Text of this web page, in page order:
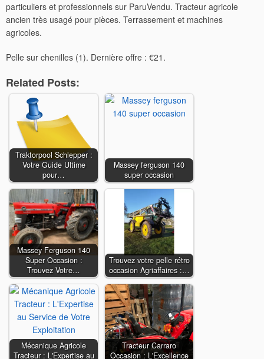
particuliers et professionnels sur ParuVendu. Tracteur agricole
ancien très usagé pour pièces. Terrassement et machines
agricoles.
Pelle sur chenilles (1). Dernière offre : €21.
Related Posts:
Traktorpool Schlepper :
Votre Guide Ultime
pour…
Massey ferguson 140
super occasion
Massey Ferguson 140
Super Occasion :
Trouvez Votre…
Trouvez votre pelle rétro
occasion Agriaffaires :…
Mécanique Agricole
Tracteur : L'Expertise au
Tracteur Carraro
Occasion : L'Excellence